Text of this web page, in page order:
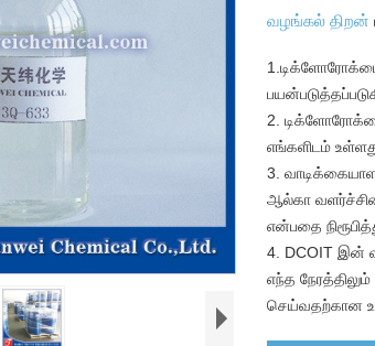
வழங்கல் திறன்
2.
எங்களிடம்
3.
ஆல்கா
என்பதை
4. DCOIT இன்
எந்த
செய்வதற்கான